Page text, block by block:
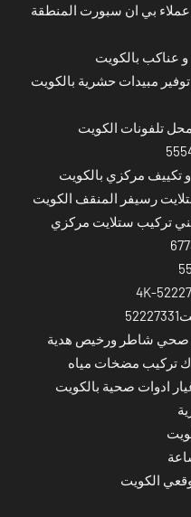
بي ان سبورت المنطقة
بالكويت
مبيدات حشرية بالكويت
تلفونات الكويت
تكييف مركزي بالكويت
رسيفر المنقف الكويت
تركيب ستلايت مركزي
صحي شاطر ورخيص هدية
تركيب مضخات مياه
ادوات صحية بالكويت
الكويت